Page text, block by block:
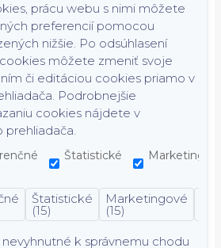
prácu webu s nimi môžete
preferencií pomocou
nižšie. Po odsúhlasení
môžete zmeniť svoje
či editáciou cookies priamo v
Podrobnejšie
cookies nájdete v
prehliadača.
Štatistické
Štatistické
(15)
Marketingové
(15)
k správnemu chodu